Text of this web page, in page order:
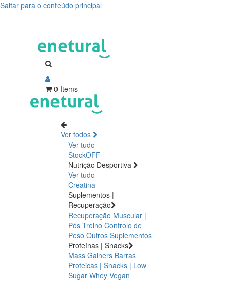
Saltar para o conteúdo principal
0 Items
Ver todos
Ver tudo
StockOFF
Nutrição Desportiva
Ver tudo
Creatina
Suplementos |
Recuperação
Recuperação Muscular |
Pós Treino Controlo de
Peso Outros Suplementos
Proteínas | Snacks
Mass Gainers Barras
Proteicas | Snacks | Low
Sugar Whey Vegan